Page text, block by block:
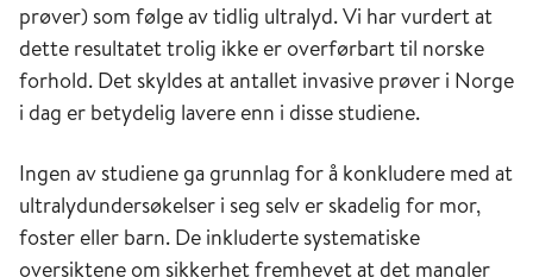
prøver) som følge av tidlig ultralyd. Vi har vurdert at
dette resultatet trolig ikke er overførbart til norske
forhold. Det skyldes at antallet invasive prøver i Norge
i dag er betydelig lavere enn i disse studiene.
Ingen av studiene ga grunnlag for å konkludere med at
ultralydundersøkelser i seg selv er skadelig for mor,
foster eller barn. De inkluderte systematiske
oversiktene om sikkerhet fremhevet at det mangler